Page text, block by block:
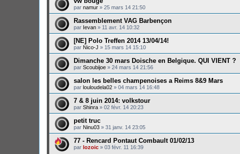
par namur » 25 mars 14 21:50
Rassemblement VAG Barbençon
par Ievan » 11 avr. 14 10:32
[NE] Polo Treffen 2014 13/04/14!
par Nico-J » 15 mars 14 15:10
Dimanche 30 mars Doische en Belgique. QUI VIENT ?
par Scoubijoe » 24 mars 14 21:56
salon les belles champenoises a Reims 8&9 Mars
par louloudela02 » 04 mars 14 16:48
7 & 8 juin 2014: volkstour
par Shinra » 02 févr. 14 20:23
petit truc
par Ninu03 » 31 janv. 14 23:05
77 - Rencard Pontaut Combault 01/02/13
par lozoic » 03 févr. 11 16:39